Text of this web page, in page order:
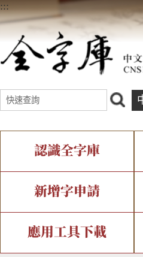
:::
認識全字庫
全字庫介紹
中文碼介紹
IDS查詢
複合查詢
新增字申請
新字申請處理流程
字形即時顯示
應用工具下載